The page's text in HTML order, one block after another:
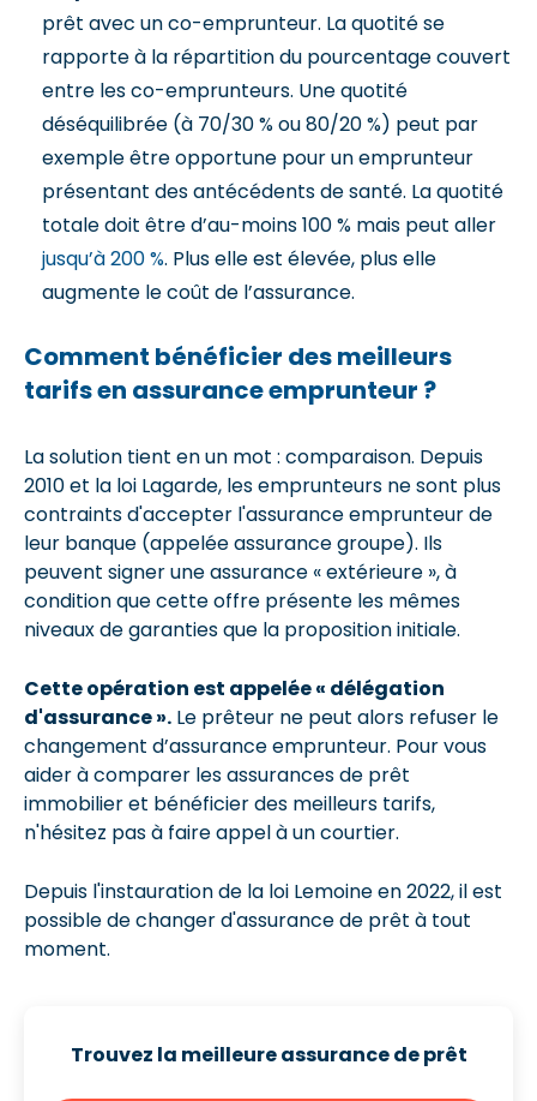
prêt avec un co-emprunteur. La quotité se
rapporte à la répartition du pourcentage couvert
entre les co-emprunteurs. Une quotité
déséquilibrée (à 70/30 % ou 80/20 %) peut par
exemple être opportune pour un emprunteur
présentant des antécédents de santé. La quotité
totale doit être d’au-moins 100 % mais peut aller
jusqu’à 200 %. Plus elle est élevée, plus elle
augmente le coût de l’assurance.
Comment bénéficier des meilleurs
tarifs en assurance emprunteur ?
La solution tient en un mot : comparaison. Depuis
2010 et la loi Lagarde, les emprunteurs ne sont plus
contraints d'accepter l'assurance emprunteur de
leur banque (appelée assurance groupe). Ils
peuvent signer une assurance « extérieure », à
condition que cette offre présente les mêmes
niveaux de garanties que la proposition initiale.
Cette opération est appelée « délégation
d'assurance ». Le prêteur ne peut alors refuser le
changement d’assurance emprunteur. Pour vous
aider à comparer les assurances de prêt
immobilier et bénéficier des meilleurs tarifs,
n'hésitez pas à faire appel à un courtier.
Depuis l'instauration de la loi Lemoine en 2022, il est
possible de changer d'assurance de prêt à tout
moment.
Trouvez la meilleure assurance de prêt